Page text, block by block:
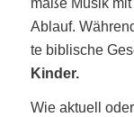
mä­ße Musik mit
Ablauf.
te bibli­sche
Kin­der.
Wie aktu­ell